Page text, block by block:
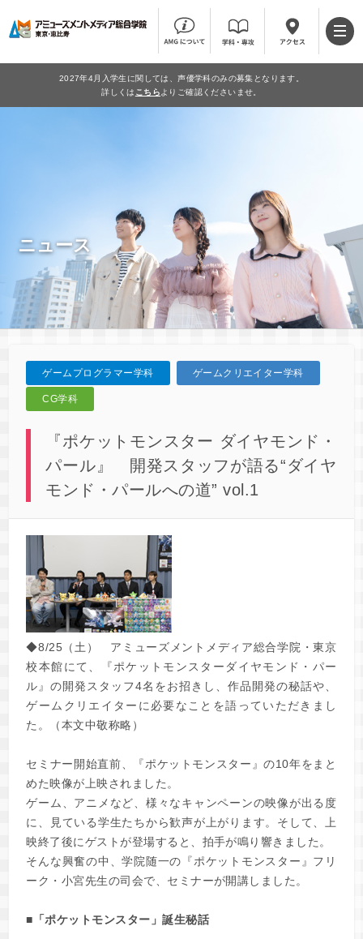
2027年4月入学生に関しては、声優学科のみの募集となります。
詳しくは こちら よりご確認くださいませ。
ニュース
ゲームプログラマー学科 ゲームクリエイター学科
CG学科
『ポケットモンスター ダイヤモンド・
パール』 開発スタッフが語る“ダイヤ
モンド・パールへの道” vol.1
◆8/25（土） アミューズメントメディア総合学院・東京
校本館にて、『ポケットモンスターダイヤモンド・パー
ル』の開発スタッフ4名をお招きし、作品開発の秘話や、
ゲームクリエイターに必要なことを語っていただきまし
た。（本文中敬称略）
セミナー開始直前、『ポケットモンスター』の10年をまと
めた映像が上映されました。
ゲーム、アニメなど、様々なキャンペーンの映像が出る度
に、見ている学生たちから歓声が上がります。そして、上
映終了後にゲストが登場すると、拍手が鳴り響きました。
そんな興奮の中、学院随一の『ポケットモンスター』フリ
ーク・小宮先生の司会で、セミナーが開講しました。
■「ポケットモンスター」誕生秘話